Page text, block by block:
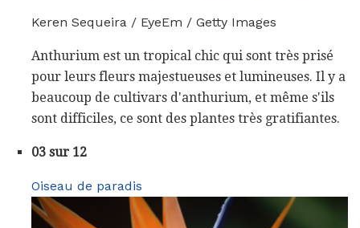
Keren Sequeira / EyeEm / Getty Images
Anthurium est un tropical chic qui sont très prisé
pour leurs fleurs majestueuses et lumineuses. Il y a
beaucoup de cultivars d'anthurium, et même s'ils
sont difficiles, ce sont des plantes très gratifiantes.
03 sur 12
Oiseau de paradis